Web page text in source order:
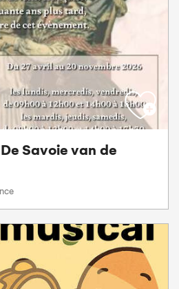
Savoie van de